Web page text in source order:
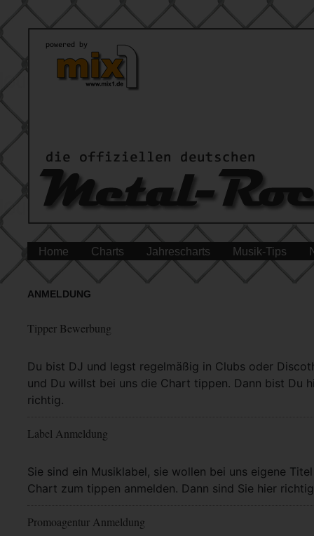
Home Charts Jahrescharts Musik-Tips
ANMELDUNG
Tipper Bewerbung
Du bist DJ und legst regelmäßig in Clubs oder
und Du willst bei uns die Chart tippen. Dann bist Du
richtig.
Mehr Info
Label Anmeldung
Sie sind ein Musiklabel, sie wollen bei uns eigene
Chart zum tippen anmelden. Dann sind Sie hier
Mehr Info
Promoagentur Anmeldung
Mehr Info